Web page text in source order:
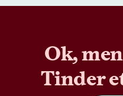
Ok, men
Tinder